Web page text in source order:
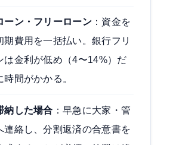
ーン・フリーローン：資金を
期費用を一括払い。銀行フリ
は金利が低め（4〜14%）だ
時間がかかる。
納した場合 ：早急に大家・管
連絡し、分割返済の合意書を